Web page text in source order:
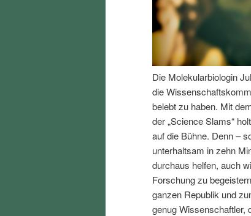
I
h
a
l
t
s
e
I
n
h
a
l
Die Molekularbiologin
die
belebt zu haben. Mit
der „Science Slams“
auf die Bühne. Denn –
unterhaltsam in zehn
durchaus helfen, auch
Forschung zu
ganzen Republik und
genug Wissenschaftler,